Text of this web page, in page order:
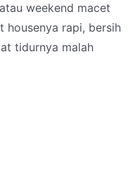
weekend macet
housenya rapi, bersih
tidurnya malah